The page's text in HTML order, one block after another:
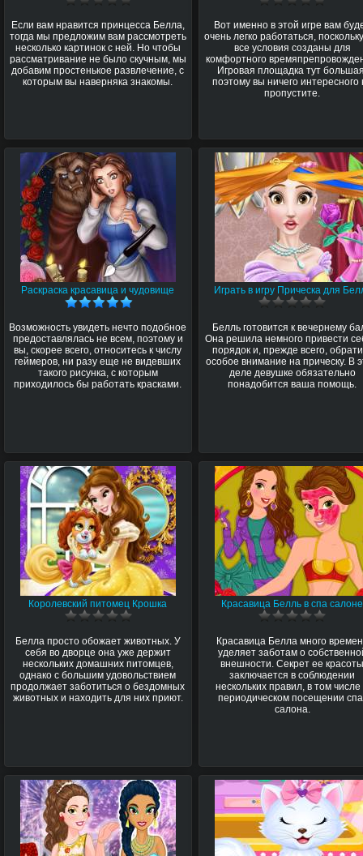
Если вам нравится принцесса Белла,
тогда мы предложим вам рассмотреть
несколько картинок с ней. Но чтобы
рассматривание не было скучным, мы
добавим простенькое развлечение, с
которым вы наверняка знакомы.
Вот именно в этой игре вам
очень легко работаться,
все условия созданы для
комфортного
Игровая площадка тут
поэтому вы ничего интересного
пропустите.
Раскраска красавица и чудовище
Возможность увидеть нечто подобное
предоставлялась не всем, поэтому и
вы, скорее всего, относитесь к числу
геймеров, ни разу еще не видевших
такого рисунка, с которым
приходилось бы работать красками.
Играть в игру Прическа для
Белль готовится к вечернему
Она решила немного привести
порядок и, прежде всего,
особое внимание на прическу. В
деле девушке обязательно
понадобится ваша помощь.
Королевский питомец Крошка
Белла просто обожает животных. У
себя во дворце она уже держит
нескольких домашних питомцев,
однако с большим удовольствием
продолжает заботиться о бездомных
животных и находить для них приют.
Красавица Белль в спа салоне
Красавица Белла много
уделяет заботам о
внешности. Секрет ее
заключается в соблюдении
нескольких правил, в том числе
периодическом посещении
салона.